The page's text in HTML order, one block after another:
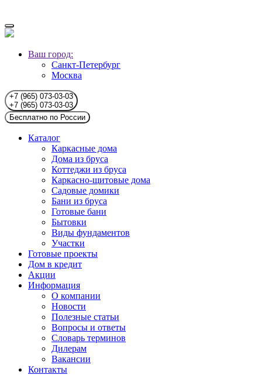
Ваш город:
Санкт-Петербург
Москва
+7 (965) 073-03-03
+7 (965) 073-03-03
Бесплатно по России
Каталог
Каркасные дома
Дома из бруса
Коттеджи из бруса
Каркасно-щитовые дома
Садовые домики
Бани из бруса
Готовые бани
Бытовки
Виды фундаментов
Участки
Готовые проекты
Дом в кредит
Акции
Информация
О компании
Новости
Полезные статьи
Вопросы и ответы
Словарь терминов
Дилерам
Вакансии
Контакты